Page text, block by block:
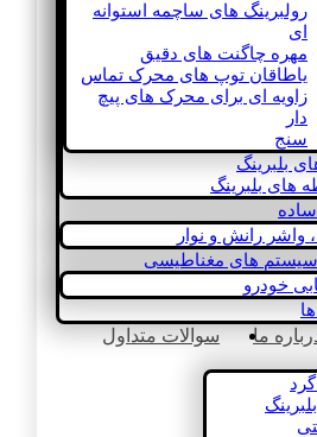
رولبرینگ های ساچمه استوانه
ای
مهره چاگنت های دقیق
یاطاقان توپ های محرک تماس
زاویه ای برای محرک های پیچ
دار
سنج
بلبرینگ
های بلبرینگ
ساده
واشر رانش و نوار
سیستم های مغناطیسی
خودرو
ما
سوالات متداول